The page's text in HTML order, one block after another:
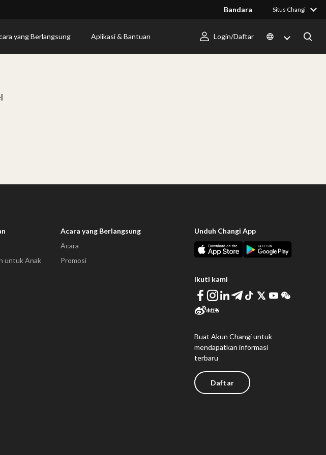
Bandara Situs Changi
yang Berlangsung Aplikasi & Bantuan Login/Daftar
untuk Anak
Acara yang Berlangsung
Acara
Promosi
Unduh Changi App
Ikuti kami
Buat Akun Changi untuk
mendapatkan informasi
terbaru
Daftar